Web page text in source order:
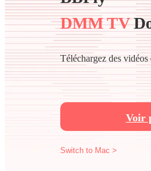
DMM TV
Téléchargez des
Voir
Switch to Mac >